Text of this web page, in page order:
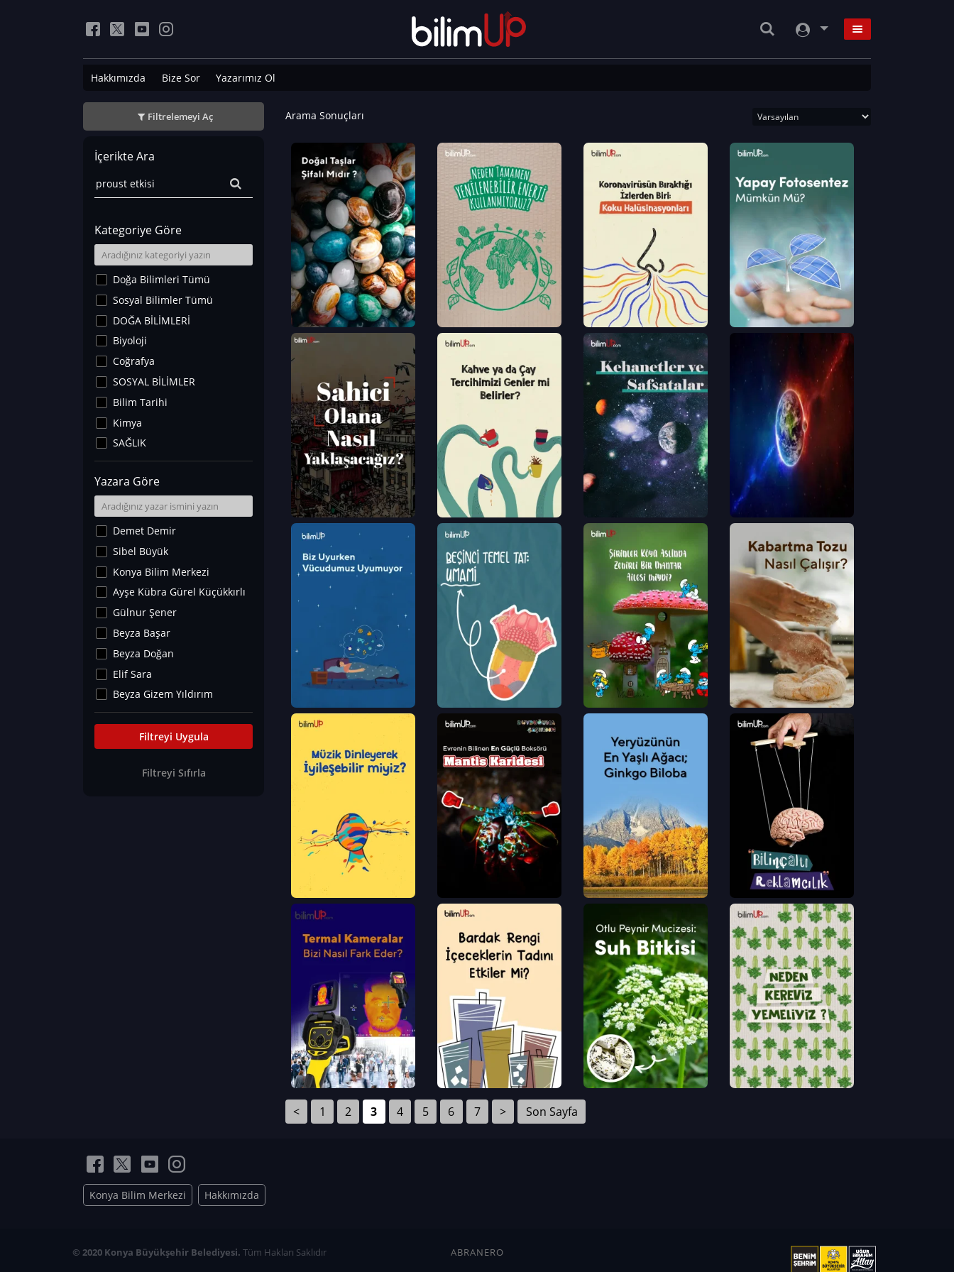
Hakkımızda Bize Sor Yazarımız Ol
Filtrelemeyi Aç
İçerikte Ara
Kategoriye Göre
Doğa Bilimleri Tümü
Sosyal Bilimler Tümü
DOĞA BİLİMLERİ
Biyoloji
Coğrafya
SOSYAL BİLİMLER
Bilim Tarihi
Kimya
SAĞLIK
Sanat Tarihi
Fizik
Yer Bilimleri
Astronomi ve Uzay
Noroloji
Matematik
Teknoloji
İklim Değişikliği
Arkeoloji
Kültür&Sanat
Yaşam Tavsiyeleri
Merakoloji
Eğitim Bilimleri
Yazara Göre
Demet Demir
Sibel Büyük
Konya Bilim Merkezi
Ayşe Kübra Gürel Küçükkırlı
Gülnur Şener
Beyza Başar
Beyza Doğan
Elif Sara
Beyza Gizem Yıldırım
İlknur İyigökler
Büşra Elif Kıvrak
Can TORUN
Filtreyi Uygula
Filtreyi Sıfırla
Arama Sonuçları
< 1 2 3 4 5 6 7 > Son Sayfa
Konya Bilim Merkezi Hakkımızda
© 2020 Konya Büyükşehir Belediyesi. Tüm Hakları Saklıdır ABRANERO